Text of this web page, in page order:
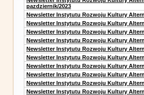
pazdziernik/2023
Newsletter Instytutu Rozwoju Kultury
Newsletter Instytutu Rozwoju Kultury
Newsletter Instytutu Rozwoju Kultury
Newsletter Instytutu Rozwoju Kultury
Newsletter Instytutu Rozwoju Kultury
Newsletter Instytutu Rozwoju Kultury
Newsletter Instytutu Rozwoju Kultury
Newsletter Instytutu Rozwoju Kultury
Newsletter Instytutu Rozwoju Kultury
Newsletter Instytutu Rozwoju Kultury